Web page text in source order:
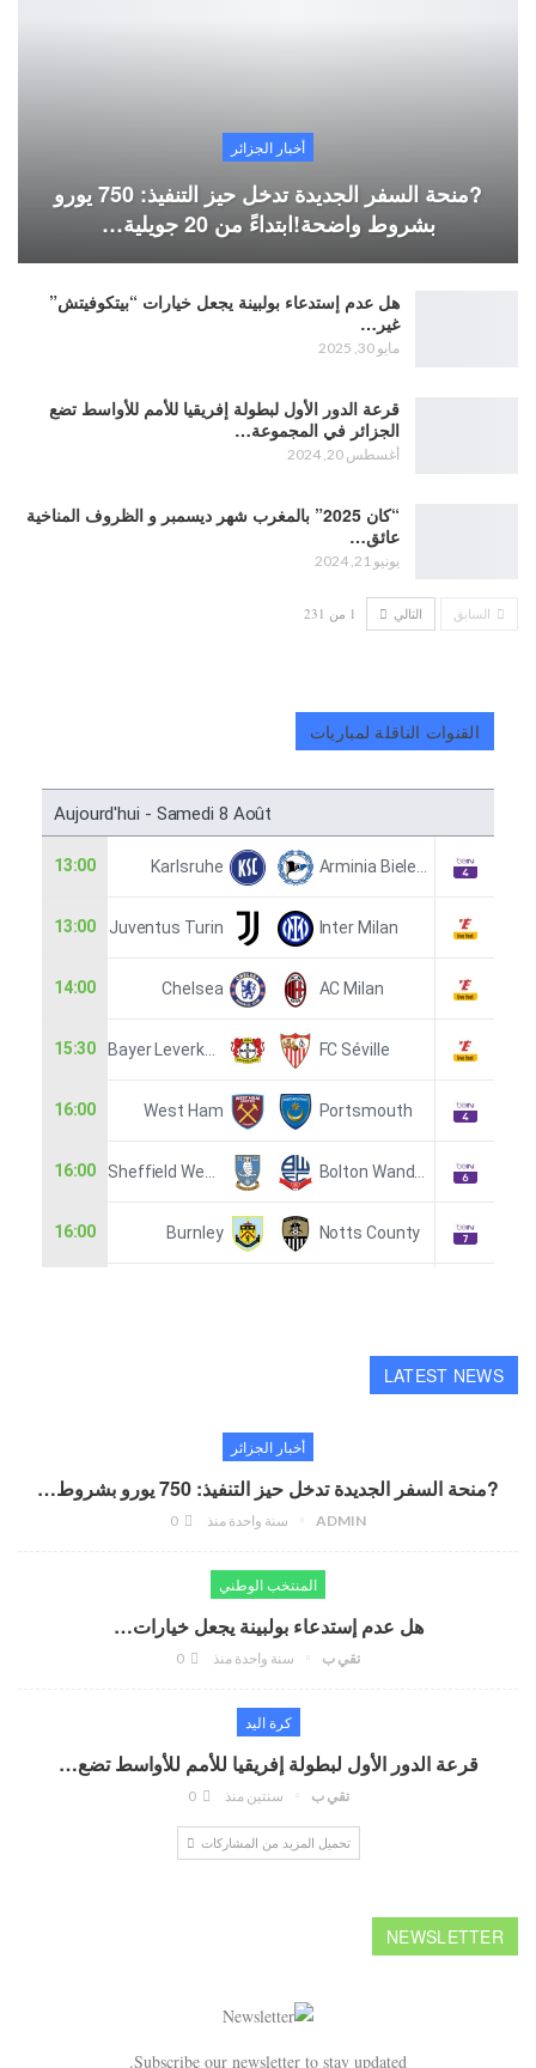
أخبار الجزائر
?منحة السفر الجديدة تدخل حيز التنفيذ: 750 يورو
بشروط واضحة!ابتداءً من 20 جويلية…
هل عدم إستدعاء بولبينة يجعل خيارات “بيتكوفيتش”
غير…
مايو 30, 2025
قرعة الدور الأول لبطولة إفريقيا للأمم للأواسط تضع
الجزائر في المجموعة…
أغسطس 20, 2024
“كان 2025” بالمغرب شهر ديسمبر و الظروف المناخية
عائق…
يونيو 21, 2024
السابق التالي 1 من 231
القنوات الناقلة لمباريات
LATEST NEWS
أخبار الجزائر
?منحة السفر الجديدة تدخل حيز التنفيذ: 750 يورو بشروط…
ADMIN سنة واحدة منذ
المنتخب الوطني
هل عدم إستدعاء بولبينة يجعل خيارات…
تقي ب سنة واحدة منذ
كرة اليد
قرعة الدور الأول لبطولة إفريقيا للأمم للأواسط تضع…
تقي ب سنتين منذ 0
تحميل المزيد من المشاركات
NEWSLETTER
Subscribe our newsletter to stay updated.